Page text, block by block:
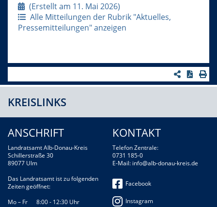
(Erstellt am 11. Mai 2026)
Alle Mitteilungen der Rubrik "Aktuelles,
Pressemitteilungen" anzeigen
KREISLINKS
ANSCHRIFT
Landratsamt Alb-Donau-Kreis
Schillerstraße 30
89077 Ulm
Das Landratsamt ist zu folgenden
Zeiten geöffnet:
Mo – Fr 8:00 - 12:30 Uhr
KONTAKT
Telefon Zentrale:
0731 185-0
E-Mail: info@alb-donau-kreis.de
Facebook
Instagram